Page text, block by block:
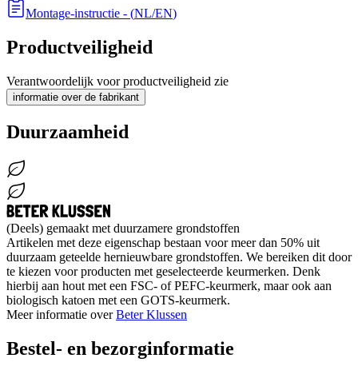
Montage-instructie - (NL/EN)
Productveiligheid
Verantwoordelijk voor productveiligheid zie
informatie over de fabrikant
Duurzaamheid
(Deels) gemaakt met duurzamere grondstoffen
Artikelen met deze eigenschap bestaan voor meer dan 50% uit
duurzaam geteelde hernieuwbare grondstoffen. We bereiken dit door
te kiezen voor producten met geselecteerde keurmerken. Denk
hierbij aan hout met een FSC- of PEFC-keurmerk, maar ook aan
biologisch katoen met een GOTS-keurmerk.
Meer informatie overBeter Klussen
Bestel- en bezorginformatie